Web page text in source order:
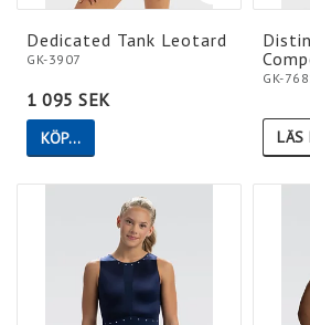
Lägg
Lägg
Dedicated Tank Leotard
GK-3907
1 095 SEK
KÖP…
GK-
LÄS